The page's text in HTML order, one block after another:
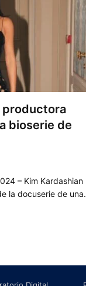
productora
bioserie de
– Kim Kardashian
la docuserie de